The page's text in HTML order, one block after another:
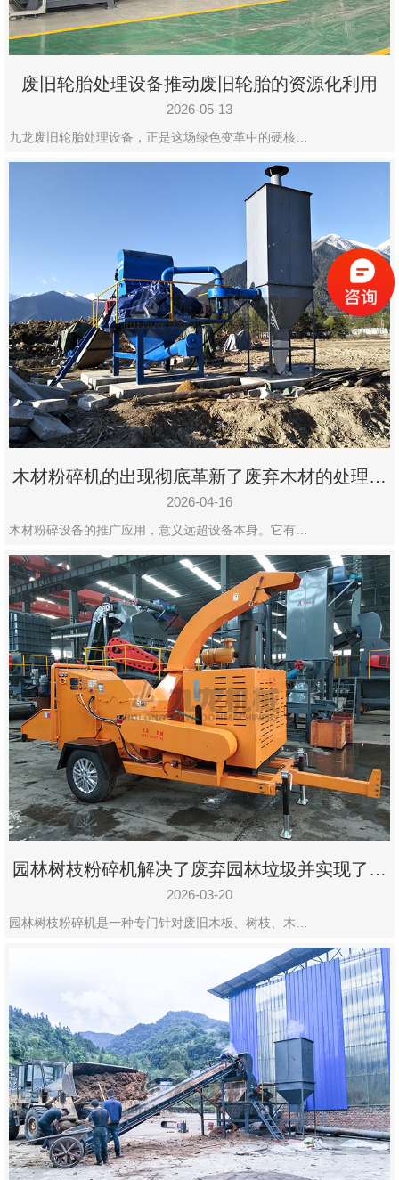
废旧轮胎处理设备推动废旧轮胎的资源化利用
2026-05-13
九龙废旧轮胎处理设备，正是这场绿色变革中的硬核…
木材粉碎机的出现彻底革新了废弃木材的处理模
式
2026-04-16
木材粉碎设备的推广应用，意义远超设备本身。它有…
园林树枝粉碎机解决了废弃园林垃圾并实现了再
利用
2026-03-20
园林树枝粉碎机是一种专门针对废旧木板、树枝、木…